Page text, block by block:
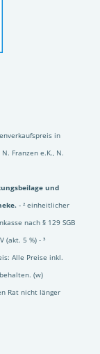
in
Franzen e.K., N.
und
- ² einheitlicher
nach § 129 SGB
(akt. 5 %) - ³
Alle Preise inkl.
(w)
Rat nicht länger